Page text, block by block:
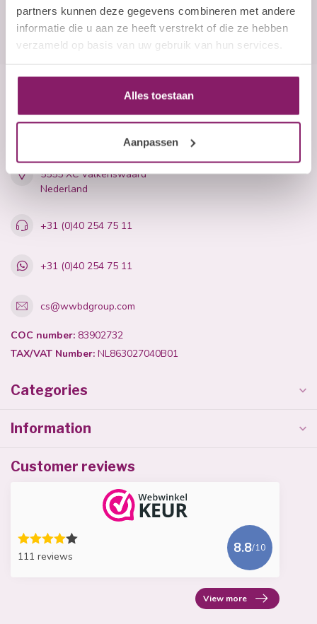
partners kunnen deze gegevens combineren met andere
informatie die u aan ze heeft verstrekt of die ze hebben
verzameld op basis van uw gebruik van hun services.
Alles toestaan
Aanpassen
Nails and More
John F. Kennedylaan 21L
5555 XC Valkenswaard
Nederland
+31 (0)40 254 75 11
+31 (0)40 254 75 11
cs@wwbdgroup.com
COC number: 83902732
TAX/VAT Number: NL863027040B01
Categories
Information
Customer reviews
111 reviews
8.8/10
View more